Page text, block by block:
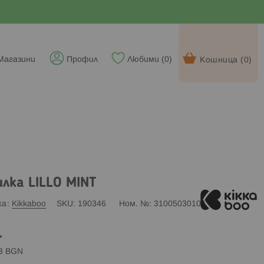
Кошница (0)
Любими (0)
Профил
LILLO MINT
Kikkaboo SKU 190346 Ном. № 31005030106
BGN